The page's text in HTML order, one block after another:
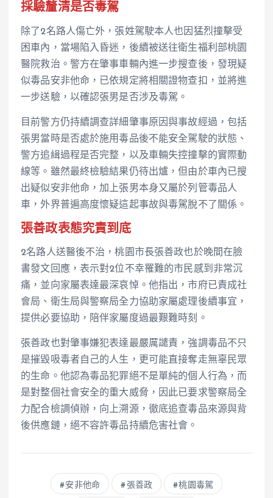
採驗釐清是否毒駕
除了2名路人傷亡外，張姓駕駛本人也因猛烈撞擊受
困車內，當場陷入昏迷，後續被送往衛生福利部桃園
醫院救治。警方在肇事車輛內進一步搜查後，發現疑
似毒品安非他命，已依規定將相關證物查扣，並將進
一步送驗，以確認張男是否涉及毒駕。
目前警方仍持續調查詳細肇事原因與事故經過，包括
張男當時是否處於施用毒品後不能安全駕駛的狀態、
警方追緝過程是否完整，以及車輛失控撞擊的實際動
線等。雖然最終檢驗結果仍待出爐，但由於車內已搜
出疑似安非他命，加上張男本身又屬於列管毒品人
車，外界普遍高度懷疑這起事故與毒駕脫不了關係。
張善政表態究責到底
2名路人送醫後不治，桃園市長張善政也於晚間在臉
書發文回應，表示對2位不幸罹難的市民感到非常沉
痛，並向家屬表達最深哀悼。他指出，市府已責成社
會局、衛生局與警察局全力協助家屬處理後續事宜，
提供必要協助，陪伴家屬度過最艱難時刻。
張善政也對肇事嫌犯表達最嚴厲譴責，強調毒品不只
是摧毀吸毒者自己的人生，更可能直接奪走無辜民眾
的生命。他認為毒品犯罪絕不是單純的個人行為，而
是對整個社會安全的重大威脅，因此已要求警察局全
力配合檢調偵辦，向上溯源，徹底追查毒品來源與背
後供應鏈，絕不容許毒品持續危害社會。
安非他命 張善政 桃園毒駕